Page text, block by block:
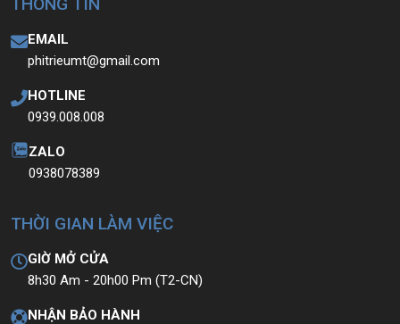
EMAIL
phitrieumt@gmail.com
HOTLINE
0939.008.008
ZALO
0938078389
THỜI GIAN LÀM VIỆC
GIỜ MỞ CỬA
8h30 Am - 20h00 Pm (T2-CN)
NHẬN BẢO HÀNH